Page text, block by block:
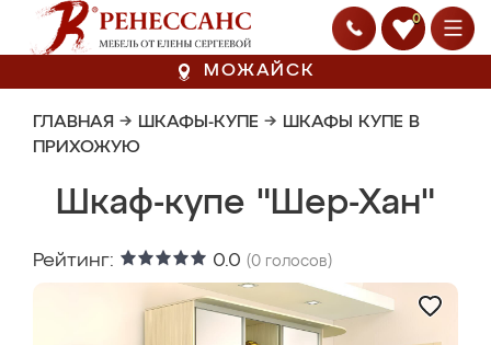
0
МОЖАЙСК
ГЛАВНАЯ → ШКАФЫ-КУПЕ → ШКАФЫ КУПЕ В
ПРИХОЖУЮ
Шкаф-купе "Шер-Хан"
Рейтинг: 0.0 (0 голосов)